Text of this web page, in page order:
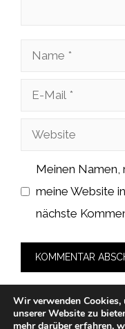
Name
Website
Meinen Namen,
meine Website
nächste
Wir verwenden Cookies,
unserer Website zu
mehr darüber erfahren,